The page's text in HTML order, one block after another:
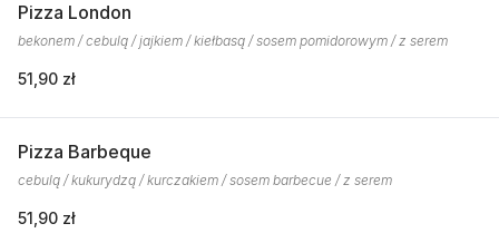
Pizza London
bekonem / cebulą / jajkiem / kiełbasą / sosem pomidorowym / z serem
51,90 zł
Pizza Barbeque
cebulą / kukurydzą / kurczakiem / sosem barbecue / z serem
51,90 zł